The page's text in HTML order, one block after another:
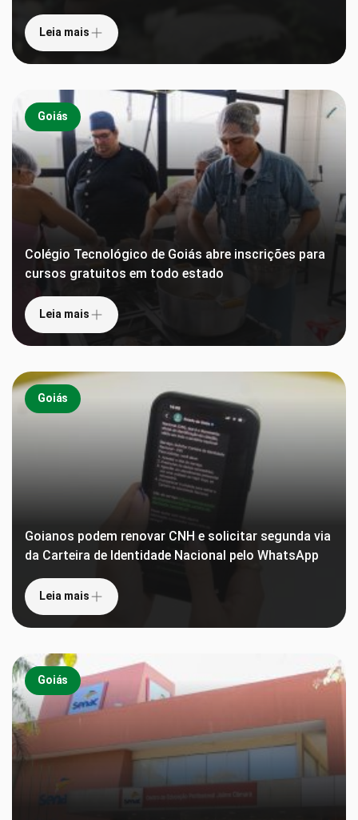
Leia mais
Goiás
Colégio Tecnológico de Goiás abre inscrições para
cursos gratuitos em todo estado
Leia mais
Goiás
Goianos podem renovar CNH e solicitar segunda via
da Carteira de Identidade Nacional pelo WhatsApp
Leia mais
Goiás